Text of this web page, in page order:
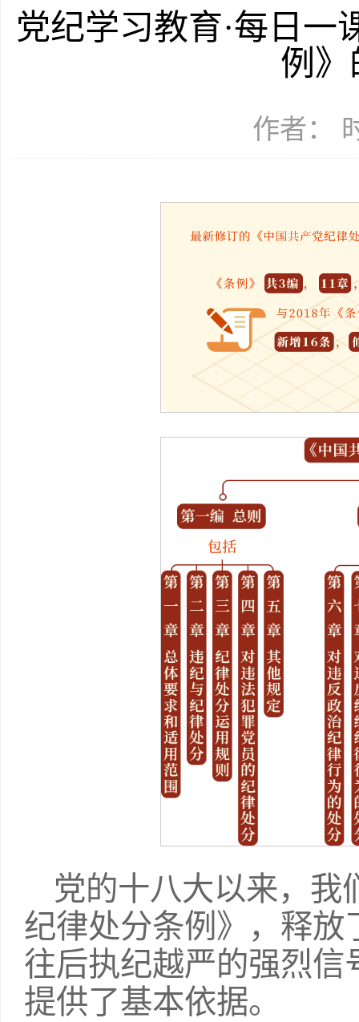
党纪学习教育·每日一
例》
作者：
党的十八大以来，我
纪律处分条例》，释
往后执纪越严的强烈
提供了基本依据。